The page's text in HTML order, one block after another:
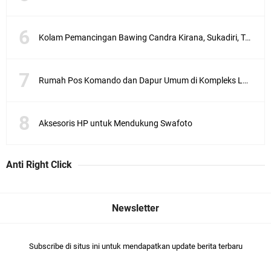
Kolam Pemancingan Bawing Candra Kirana, Sukadiri, Tangerang
Rumah Pos Komando dan Dapur Umum di Kompleks Lubang Buaya Jakarta
Aksesoris HP untuk Mendukung Swafoto
Anti Right Click
Subscribe di situs ini untuk mendapatkan update berita terbaru